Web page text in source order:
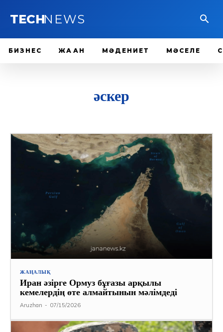
TECHNEWS
БИЗНЕС ЖАҺАН МӘДЕНИЕТ МӘСЕЛЕ
әскер
ЖАҢАЛЫҚ
Иран әзірге Ормуз бұғазы арқылы
кемелердің өте алмайтынын мәлімдеді
Aruzhan - 07/15/2026